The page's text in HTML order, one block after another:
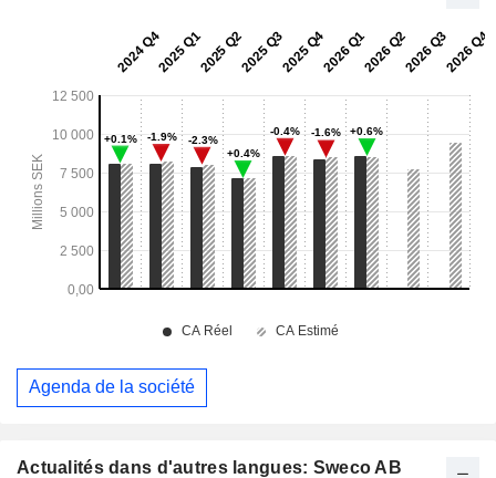
Actualités dans d'autres langues: Sweco AB
Agenda de la société